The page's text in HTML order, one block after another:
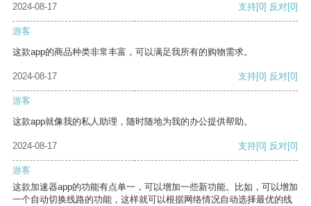
2024-08-17 支持[0] 反对[0]
游客
这款app的商品种类非常丰富，可以满足我所有的购物需求。
2024-08-17 支持[0] 反对[0]
游客
这款app就像我的私人助理，随时随地为我的办公提供帮助。
2024-08-17 支持[0] 反对[0]
游客
这款加速器app的功能有点单一，可以增加一些新功能。比如，可以增加
一个自动切换线路的功能，这样就可以根据网络情况自动选择最优的线